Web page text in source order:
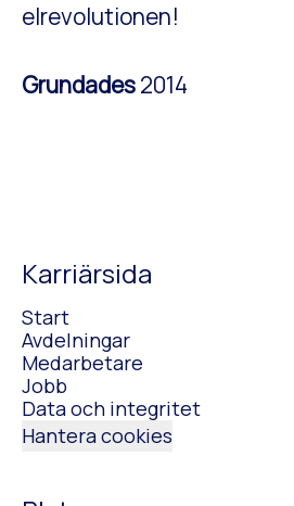
elrevolutionen!
Grundades2014
Karriärsida
Start
Avdelningar
Medarbetare
Jobb
Data och integritet
Hantera cookies